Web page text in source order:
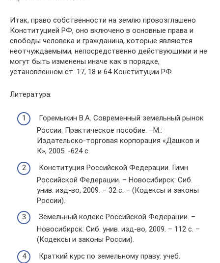
Итак, право собственности на землю провозглашено
Конституцией РФ, оно включено в основные права и
свободы человека и гражданина, которые являются
неотчуждаемыми, непосредственно действующими и не
могут быть изменены иначе как в порядке,
установленном ст. 17, 18 и 64 Конституции РФ.
Литература:
Горемыкин В.А. Современный земельный рынок
России: Практическое пособие. –М.:
Издательско-торговая корпорация «Дашков и
К», 2005. -624 с.
Конституция Российской Федерации. Гимн
Российской Федерации. – Новосибирск: Сиб.
унив. изд-во, 2009. – 32 с. – (Кодексы и законы
России).
Земельный кодекс Российской Федерации. –
Новосибирск: Сиб. унив. изд-во, 2009. – 112 с. –
(Кодексы и законы России).
Краткий курс по земельному праву: учеб.